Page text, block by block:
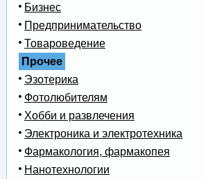
Бизнес
Предпринимательство
Товароведение
Прочее
Эзотерика
Фотолюбителям
Хобби и развлечения
Электроника и электротехника
Фармакология, фармакопея
Нанотехнологии